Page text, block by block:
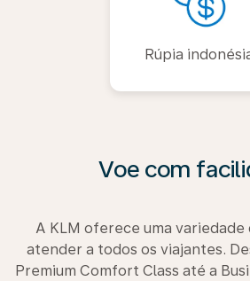
Rúpia
Voe com
A KLM oferece uma variedade
atender a todos os viajantes.
Premium Comfort Class até a